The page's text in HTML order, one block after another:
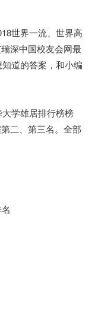
世界一流、世界高
深中国校友会网最
道的答案，和小编
学雄居排行榜榜
二、第三名。全部